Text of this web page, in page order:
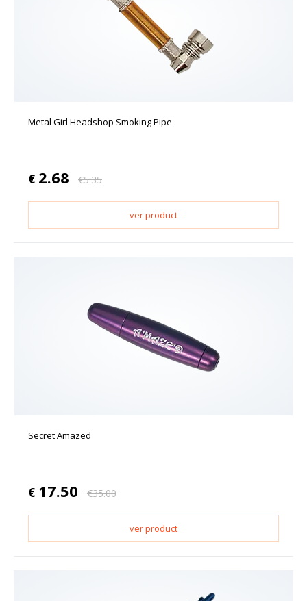
Metal Girl Headshop Smoking Pipe
€ 2.68 €5.35
ver product
Secret Amazed
€ 17.50 €35.00
ver product